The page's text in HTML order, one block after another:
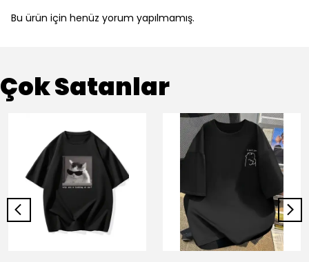
Bu ürün için henüz yorum yapılmamış.
Çok Satanlar